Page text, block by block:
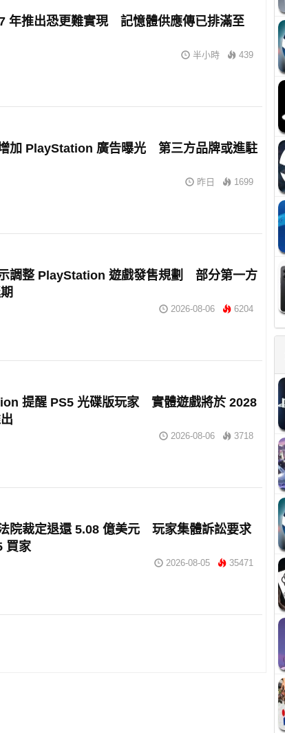
年推出恐更難實現 記憶體供應傳已排滿至
半小時 439
加 PlayStation 廣告曝光 第三方品牌或進駐
昨日 1699
調整 PlayStation 遊戲發售規劃 部分第一方
2026-08-06 6204
提醒 PS5 光碟版玩家 實體遊戲將於 2028
2026-08-06 3718
院裁定退還 5.08 億美元 玩家集體訴訟要求
買家
2026-08-05 35471